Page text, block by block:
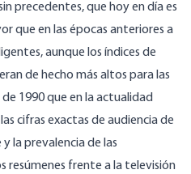
precedentes, que hoy en día es
que en las épocas anteriores a
aunque los índices de
de hecho más altos para las
de 1990 que en la actualidad
cifras exactas de audiencia de
la prevalencia de las
resúmenes frente a la televisión